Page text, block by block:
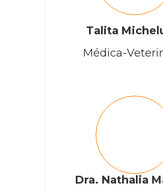
Talita
Médica-
Dra. Nathalia